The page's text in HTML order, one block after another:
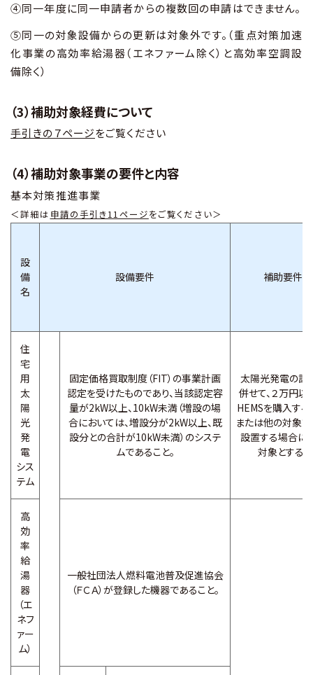
④同一年度に同一申請者からの複数回の申請はできません。
⑤同一の対象設備からの更新は対象外です。（重点対策加速
化事業の高効率給湯器（エネファーム除く）と高効率空調設
備除く）
（3）補助対象経費について
手引きの７ページをご覧ください
（4）補助対象事業の要件と内容
基本対策推進事業
＜詳細は 申請の手引き11ページをご覧ください＞
設
備
名
設備要件 補助要件
住
宅
用
太
陽
光
発
電
シス
テム
固定価格買取制度（FIT）の事業計画
認定を受けたものであり、当該認定容
量が2kW以上、10kW未満（増設の場
合においては、増設分が2kW以上、既
設分との合計が10kW未満）のシステ
ムであること。
太陽光発電の設
併せて、２万円以
HEMSを購入す
または他の対象
設置する場合に
対象とする。
高
効
率
給
湯
器
（エ
ネフ
ァー
ム）
一般社団法人燃料電池普及促進協会
（ＦＣＡ）が登録した機器であること。